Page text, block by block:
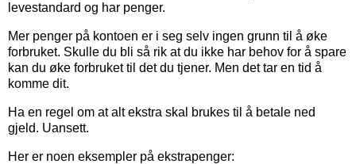
levestandard og har penger.
Mer penger på kontoen er i seg selv ingen grunn til å øke
forbruket. Skulle du bli så rik at du ikke har behov for å spare
kan du øke forbruket til det du tjener. Men det tar en tid å
komme dit.
Ha en regel om at alt ekstra skal brukes til å betale ned
gjeld. Uansett.
Her er noen eksempler på ekstrapenger: